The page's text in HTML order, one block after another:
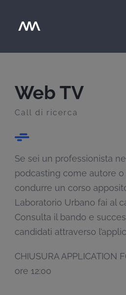
Web TV
Call di ricerca
Se sei un professionista
podcasting come autore
condurre un corso
Laboratorio Urbano fai al
Consulta il bando e
candidati attraverso
CHIUSURA APPLICATION
ore 12:00